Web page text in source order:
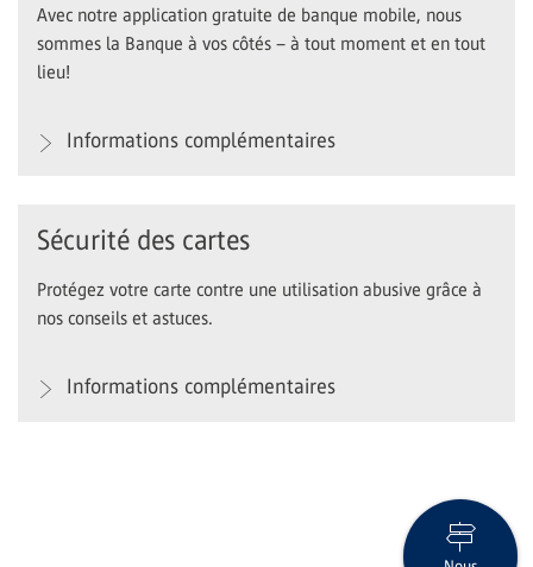
Avec notre application gratuite de banque mobile, nous
sommes la Banque à vos côtés – à tout moment et en tout
lieu!
Informations complémentaires
Sécurité des cartes
Protégez votre carte contre une utilisation abusive grâce à
nos conseils et astuces.
Informations complémentaires